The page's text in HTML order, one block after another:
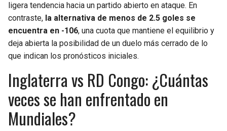
ligera tendencia hacia un partido abierto en ataque. En
contraste, la alternativa de menos de 2.5 goles se
encuentra en -106, una cuota que mantiene el equilibrio y
deja abierta la posibilidad de un duelo más cerrado de lo
que indican los pronósticos iniciales.
Inglaterra vs RD Congo: ¿Cuántas
veces se han enfrentado en
Mundiales?